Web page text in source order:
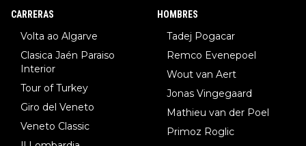
8.Lenny Martinez (Bahrein), 9. Van Belle (Visma), 10. Vacek (Li
CARRERAS
Volta ao Algarve
Clasica Jaén Paraiso
Interior
Tour of Turkey
Giro del Veneto
Veneto Classic
HOMBRES
Tadej Pogacar
Remco Evenepoel
Wout van Aert
Jonas Vingegaard
Mathieu van der Poel
Primoz Roglic